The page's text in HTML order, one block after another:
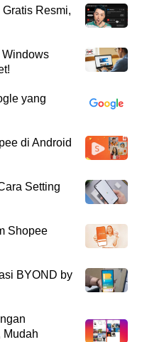
Resmi,
yang
di Android
Setting
Shopee
BYOND by
Mudah